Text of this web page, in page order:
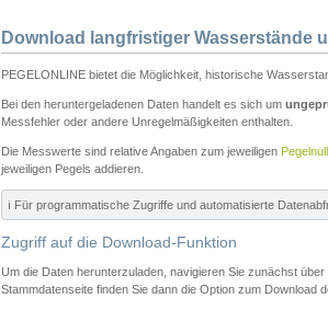
Download langfristiger Wasserstände
PEGELONLINE bietet die Möglichkeit, historische
Bei den heruntergeladenen Daten handelt es sich um
Messfehler oder andere Unregelmäßigkeiten enthalten.
Die Messwerte sind relative Angaben zum jeweiligen
jeweiligen Pegels addieren.
ℹ️ Für programmatische Zugriffe und automatisierte
Zugriff auf die Download-Funktion
Um die Daten herunterzuladen, navigieren Sie zunächst über
Stammdatenseite finden Sie dann die Option zum Download